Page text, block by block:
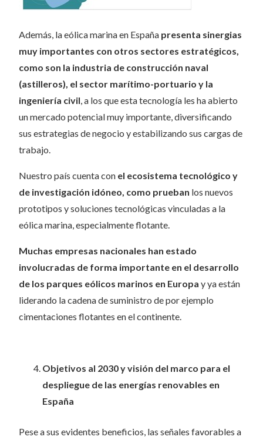
Además, la eólica marina en España presenta sinergias
muy importantes con otros sectores estratégicos,
como son la industria de construcción naval
(astilleros), el sector marítimo-portuario y la
ingeniería civil , a los que esta tecnología les ha abierto
un mercado potencial muy importante, diversificando
sus estrategias de negocio y estabilizando sus cargas de
trabajo.
Nuestro país cuenta con el ecosistema tecnológico y
de investigación idóneo, como prueban los nuevos
prototipos y soluciones tecnológicas vinculadas a la
eólica marina, especialmente flotante.
Muchas empresas nacionales han estado
involucradas de forma importante en el desarrollo
de los parques eólicos marinos en Europa y ya están
liderando la cadena de suministro de por ejemplo
cimentaciones flotantes en el continente.
Objetivos al 2030 y visión del marco para el
despliegue de las energías renovables en
España
Pese a sus evidentes beneficios, las señales favorables a